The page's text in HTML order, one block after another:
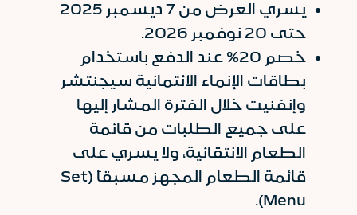
يسري العرض من 7 ديسمبر 2025
حتى 20 نوفمبر 2026.
خصم 20% عند الدفع باستخدام
بطاقات الإنماء الائتمانية سيجنتشر
وإنفنيت خلال الفترة المشار إليها
على جميع الطلبات من قائمة
الطعام الانتقائية، ولا يسري على
قائمة الطعام المجهز مسبقاً (Set
Menu).